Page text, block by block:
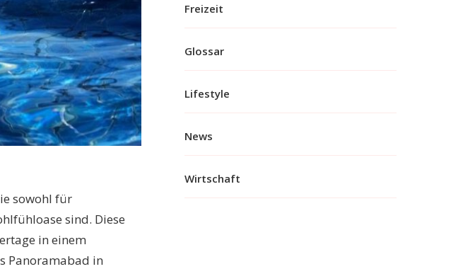
sowohl für
sind. Diese
in einem
Panoramabad in
Freizeit
Glossar
Lifestyle
News
Wirtschaft